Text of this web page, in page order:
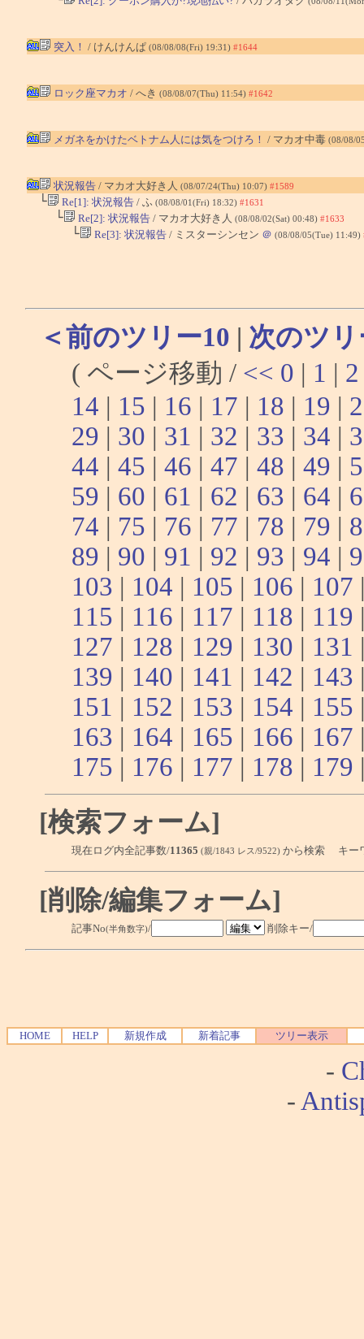
突入！ / けんけんぱ (08/08/08(Fri) 19:31) #1644
ロック座マカオ / へき (08/08/07(Thu) 11:54) #1642
メガネをかけたベトナム人には気をつけろ！ / マカオ中毒 (08/08/
状況報告/ マカオ大好き人 (08/07/24(Thu) 10:07) #1589
└ Re[1]: 状況報告/ ふ (08/08/01(Fri) 18:32) #1631
└ Re[2]: 状況報告/ マカオ大好き人 (08/08/02(Sat) 00:48) #1633
└ Re[3]: 状況報告/ ミスターシンセン ＠ (08/08/05(Tue) 11:49)
＜前のツリー10 | 次のツリ
( ページ移動 / << 0 | 1 | 2
14 | 15 | 16 | 17 | 18 | 19 |
29 | 30 | 31 | 32 | 33 | 34 |
44 | 45 | 46 | 47 | 48 | 49 |
59 | 60 | 61 | 62 | 63 | 64 |
74 | 75 | 76 | 77 | 78 | 79 |
89 | 90 | 91 | 92 | 93 | 94 |
103 | 104 | 105 | 106 | 107
115 | 116 | 117 | 118 | 119
127 | 128 | 129 | 130 | 131
139 | 140 | 141 | 142 | 143
151 | 152 | 153 | 154 | 155
163 | 164 | 165 | 166 | 167
175 | 176 | 177 | 178 | 179
[検索フォーム]
現在ログ内全記事数/11365 (親/1843 レス/9522) から検索 キー
[削除/編集フォーム]
記事No(半角数字)/ 削除キー/
HOME HELP 新規作成 新着記事 ツリー表示
-
-